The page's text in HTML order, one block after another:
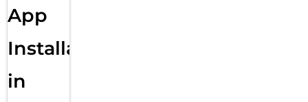
App
Installation
in